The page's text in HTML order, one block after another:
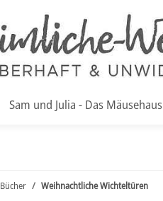
Sam und Julia - Das Mäusehaus
Bücher Weihnachtliche Wichteltüren